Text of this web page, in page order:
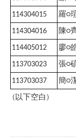
114304015 羅○
114304016 陳○
114405012 廖○
113703023 張○
113703037 簡○
( 以下空白)